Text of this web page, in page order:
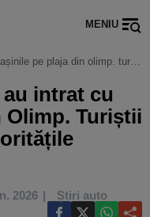
MENIU
din olimp. turiștii au alertat autoritățile
intrat cu
Olimp. Turiștii
2026 Știri auto